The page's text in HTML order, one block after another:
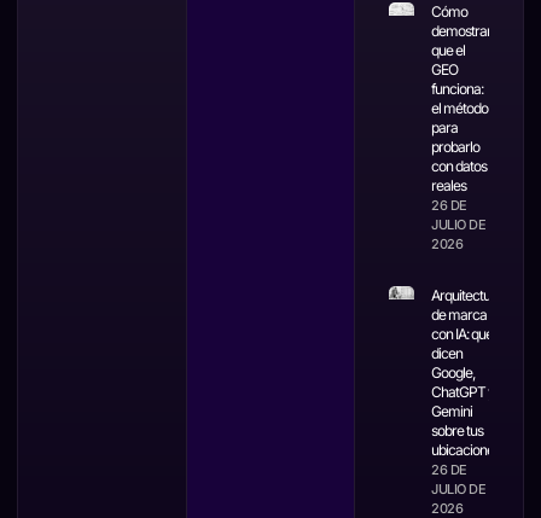
Cómo
demostrar
que el
GEO
funciona:
el método
para
probarlo
con datos
reales
26 DE
JULIO DE
2026
Arquitectura
de marca
con IA: qué
dicen
Google,
ChatGPT y
Gemini
sobre tus
ubicaciones
26 DE
JULIO DE
2026